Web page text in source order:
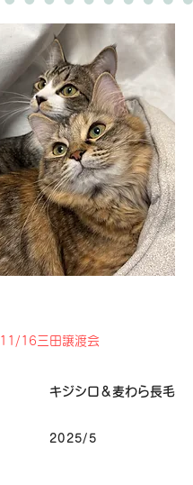
11/16三田譲渡会
キジシロ＆麦わら長毛
2025/5